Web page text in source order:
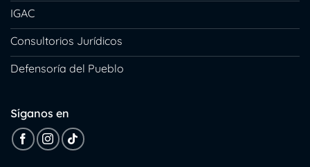
IGAC
Consultorios Jurídicos
Defensoría del Pueblo
Síganos en